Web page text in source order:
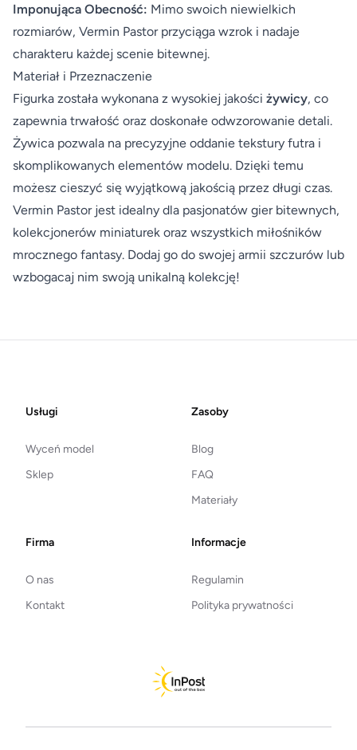
Imponująca Obecność: Mimo swoich niewielkich
rozmiarów, Vermin Pastor przyciąga wzrok i nadaje
charakteru każdej scenie bitewnej.
Materiał i Przeznaczenie
Figurka została wykonana z wysokiej jakości żywicy, co
zapewnia trwałość oraz doskonałe odwzorowanie detali.
Żywica pozwala na precyzyjne oddanie tekstury futra i
skomplikowanych elementów modelu. Dzięki temu
możesz cieszyć się wyjątkową jakością przez długi czas.
Vermin Pastor jest idealny dla pasjonatów gier bitewnych,
kolekcjonerów miniaturek oraz wszystkich miłośników
mrocznego fantasy. Dodaj go do swojej armii szczurów lub
wzbogacaj nim swoją unikalną kolekcję!
FooterUsługi
Wyceń model
Sklep
Zasoby
Blog
FAQ
Materiały
Firma
O nas
Kontakt
Informacje
Regulamin
Polityka prywatności